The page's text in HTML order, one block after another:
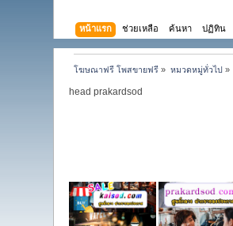
หน้าแรก ช่วยเหลือ ค้นหา ปฏิทิน
โฆษณาฟรี โพสขายฟรี » หมวดหมู่ทั่วไป»
head prakardsod